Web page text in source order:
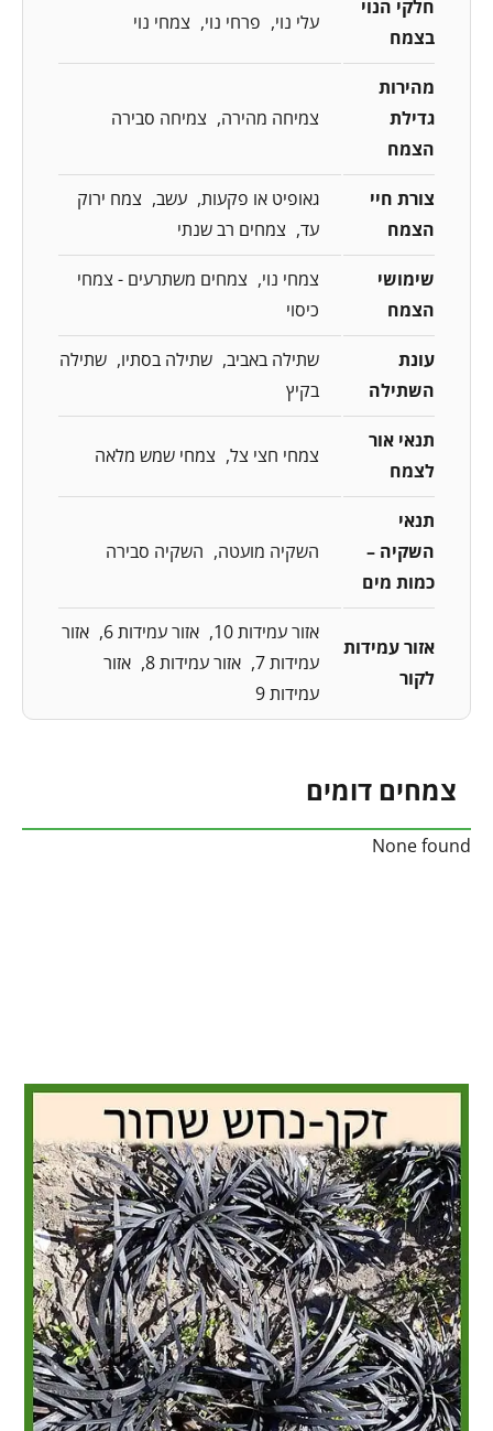
חלקי הנוי
בצמח
עלי נוי פרחי נוי צמחי נוי
מהירות
גדילת
הצמח
צמיחה מהירה צמיחה סבירה
צורת חיי
הצמח
גאופיט או פקעות עשב
צמח ירוק
עד
צמחים רב שנתי
שימושי
הצמח
צמחי נוי
צמחים משתרעים - צמחי
כיסוי
עונת
השתילה
שתילה באביב שתילה בסתיו
שתילה
בקיץ
תנאי אור
לצמח
צמחי חצי צל צמחי שמש מלאה
תנאי
השקיה –
כמות מים
השקיה מועטה השקיה סבירה
אזור עמידות
לקור
אזור עמידות 10 אזור עמידות 6
אזור
עמידות 7
אזור עמידות 8
אזור
עמידות 9
צמחים דומים
None found